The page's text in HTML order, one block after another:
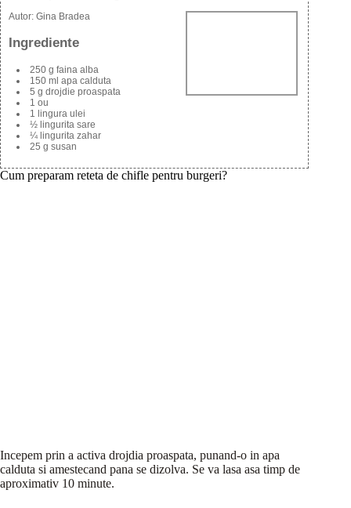
Autor: Gina Bradea
Ingrediente
250 g faina alba
150 ml apa calduta
5 g drojdie proaspata
1 ou
1 lingura ulei
½ lingurita sare
¼ lingurita zahar
25 g susan
Cum preparam reteta de chifle pentru burgeri?
Incepem prin a activa drojdia proaspata, punand-o in apa
calduta si amestecand pana se dizolva. Se va lasa asa timp de
aproximativ 10 minute.